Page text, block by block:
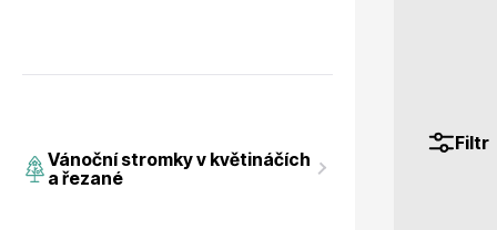
Filtr
Vánoční stromky v květináčích
a řezané